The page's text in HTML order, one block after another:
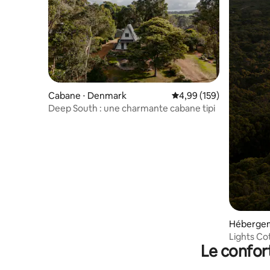
Cabane ⋅ Denmark Évaluation moyenne
4,99 (159)
Deep South : une charmante cabane tipi
hLights
Le